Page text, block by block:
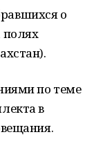
о
полях
по теме
в